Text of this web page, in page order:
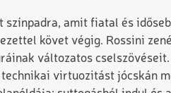
amit fiatal és
követ végig. Rossini
változatos
virtuozitást jócskán